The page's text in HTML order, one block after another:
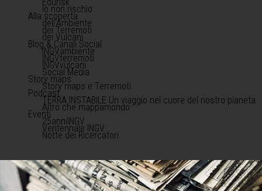
Io non rischio
Alla scoperta
dell'Ambiente
dei Terremoti
dei Vulcani
Blog & Canali Social
INGVambiente
INGVterremoti
INGVvulcani
Social Media
Story maps
Story maps e Terremoti
Podcast
TERRA INSTABILE Un viaggio nel cuore del nostro pianeta
Altro che mappamondo
Eventi
25anniINGV
Ventennale INGV
Notte dei Ricercatori